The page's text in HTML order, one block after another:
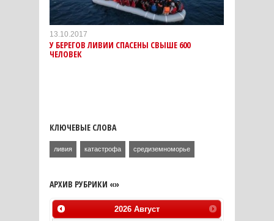
13.10.2017
У БЕРЕГОВ ЛИВИИ СПАСЕНЫ СВЫШЕ 600
ЧЕЛОВЕК
КЛЮЧЕВЫЕ СЛОВА
ливия катастрофа средиземноморье
АРХИВ РУБРИКИ «»
2026 Август